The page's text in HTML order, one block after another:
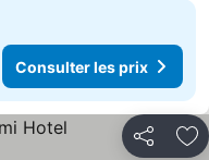
Consulter les prix
Partager